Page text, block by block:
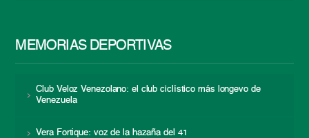
MEMORIAS DEPORTIVAS
Club Veloz Venezolano: el club ciclístico más longevo de
Venezuela
Vera Fortique: voz de la hazaña del 41